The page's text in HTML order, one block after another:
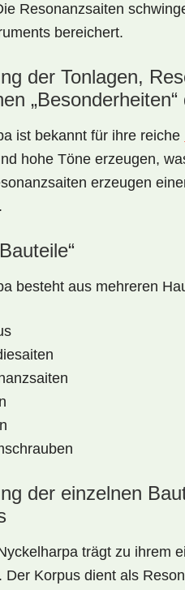
Resonanzsaiten
bereichert.
der Tonlagen,
ist bekannt für ihre reiche
hohe Töne erzeugen,
erzeugen
besteht aus mehreren
der einzelnen
trägt zu ihrem
Der Korpus dient als